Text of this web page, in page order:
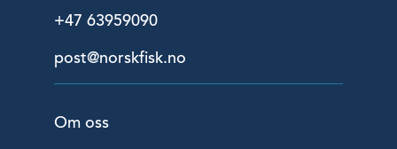
+47 63959090
post@norskfisk.no
Om oss